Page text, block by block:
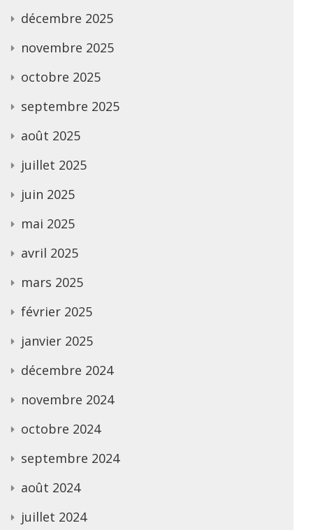
décembre 2025
novembre 2025
octobre 2025
septembre 2025
août 2025
juillet 2025
juin 2025
mai 2025
avril 2025
mars 2025
février 2025
janvier 2025
décembre 2024
novembre 2024
octobre 2024
septembre 2024
août 2024
juillet 2024